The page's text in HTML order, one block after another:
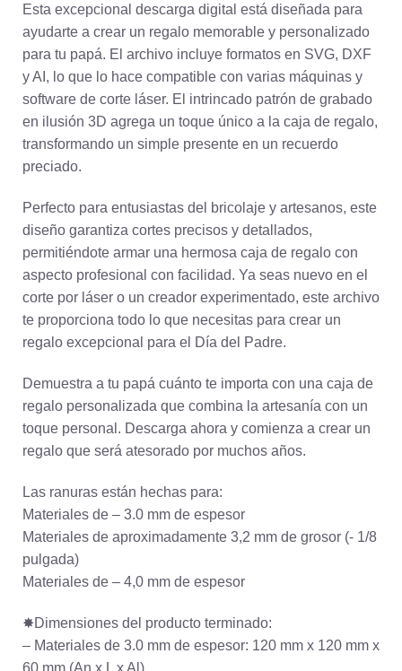
Esta excepcional descarga digital está diseñada para
ayudarte a crear un regalo memorable y personalizado
para tu papá. El archivo incluye formatos en SVG, DXF
y AI, lo que lo hace compatible con varias máquinas y
software de corte láser. El intrincado patrón de grabado
en ilusión 3D agrega un toque único a la caja de regalo,
transformando un simple presente en un recuerdo
preciado.
Perfecto para entusiastas del bricolaje y artesanos, este
diseño garantiza cortes precisos y detallados,
permitiéndote armar una hermosa caja de regalo con
aspecto profesional con facilidad. Ya seas nuevo en el
corte por láser o un creador experimentado, este archivo
te proporciona todo lo que necesitas para crear un
regalo excepcional para el Día del Padre.
Demuestra a tu papá cuánto te importa con una caja de
regalo personalizada que combina la artesanía con un
toque personal. Descarga ahora y comienza a crear un
regalo que será atesorado por muchos años.
Las ranuras están hechas para:
Materiales de – 3.0 mm de espesor
Materiales de aproximadamente 3,2 mm de grosor (- 1/8
pulgada)
Materiales de – 4,0 mm de espesor
✸Dimensiones del producto terminado:
– Materiales de 3.0 mm de espesor: 120 mm x 120 mm x
60 mm (An x L x Al)